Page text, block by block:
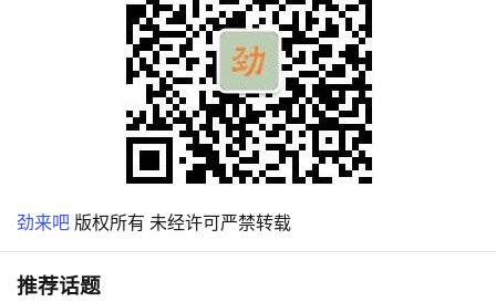
劲来吧 版权所有 未经许可严禁转载
推荐话题